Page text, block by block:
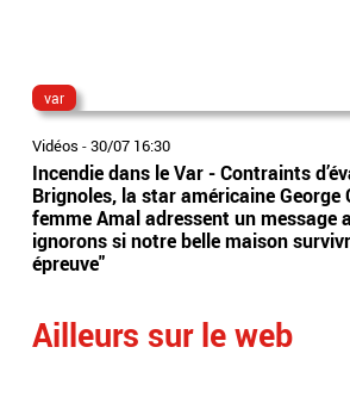
var
Vidéos -30/07 16:30
Incendie dans le Var - Contraints
Brignoles, la star américaine George
femme Amal adressent un message
ignorons si notre belle maison
épreuve"
Ailleurs sur le web